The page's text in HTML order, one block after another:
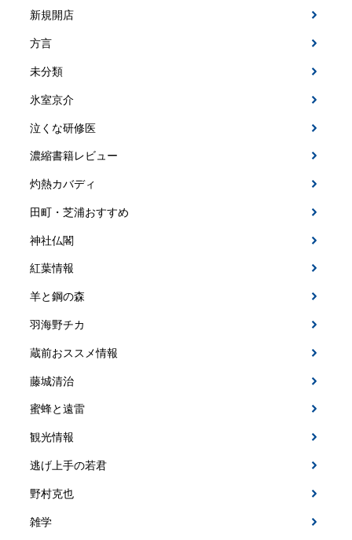
新規開店
方言
未分類
氷室京介
泣くな研修医
濃縮書籍レビュー
灼熱カバディ
田町・芝浦おすすめ
神社仏閣
紅葉情報
羊と鋼の森
羽海野チカ
蔵前おススメ情報
藤城清治
蜜蜂と遠雷
観光情報
逃げ上手の若君
野村克也
雑学